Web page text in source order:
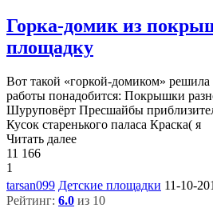
Горка-домик из
площадку
Вот такой «горкой-домиком»
работы понадобится: Покрышки
Шуруповёрт Пресшайбы
Кусок старенького паласа Краска( я
Читать далее
11 166
1
tarsan099 Детские площадки 11-10-
Рейтинг: 6.0 из 10